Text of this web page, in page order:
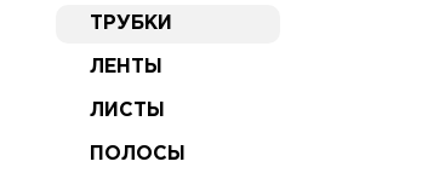
ТРУБКИ
ЛЕНТЫ
ЛИСТЫ
ПОЛОСЫ